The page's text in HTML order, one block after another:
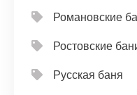
Романовские
Ростовские
Русская баня